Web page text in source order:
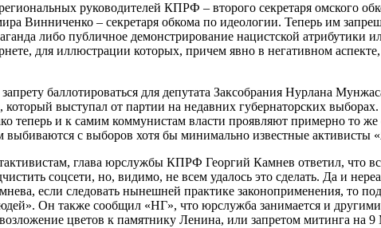
руководителей КПРФ – второго секретаря омского
Винниченко – секретаря обкома по идеологии. Теперь им
либо публичное демонстрирование нацистской атрибутики
для иллюстрации которых, причем явно в негативном
баллотироваться для депутата Заксобрания Нурлана
выступал от партии на недавних губернаторских
теперь и к самим коммунистам власти проявляют примерно то
с выборов хотя бы минимально известные активисты
глава юрслужбы КПРФ Георгий Камнев ответил, что
соцсети, но, видимо, не всем удалось это сделать. Да и
если следовать нынешней практике законоприменения, то
Он также сообщил «НГ», что юрслужба занимается и
цветов к памятнику Ленина, или запретом митинга на